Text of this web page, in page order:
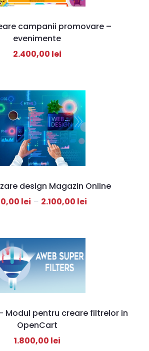
campanii promovare –
evenimente
2.400,00 lei
design Magazin Online
lei – 2.100,00 lei
Modul pentru creare filtrelor in
OpenCart
1.800,00 lei